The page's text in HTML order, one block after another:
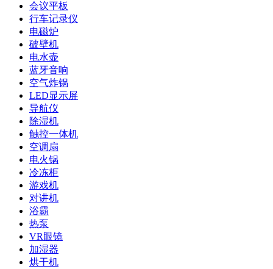
会议平板
行车记录仪
电磁炉
破壁机
电水壶
蓝牙音响
空气炸锅
LED显示屏
导航仪
除湿机
触控一体机
空调扇
电火锅
冷冻柜
游戏机
对讲机
浴霸
热泵
VR眼镜
加湿器
烘干机